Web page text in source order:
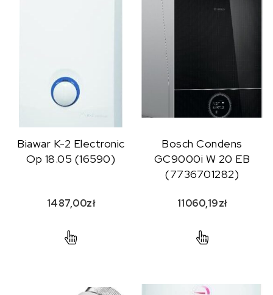
Biawar K-2 Electronic
Op 18.05 (16590)
1487,00zł
Bosch Condens
GC9000i W 20 EB
(7736701282)
11060,19zł